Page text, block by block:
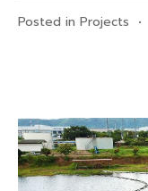
Posted in Projects •